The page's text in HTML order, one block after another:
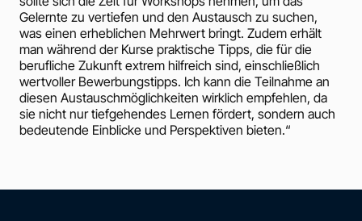
Gelernte zu vertiefen und den Austausch zu suchen,
was einen erheblichen Mehrwert bringt. Zudem erhält
man während der Kurse praktische Tipps, die für die
berufliche Zukunft extrem hilfreich sind, einschließlich
wertvoller Bewerbungstipps. Ich kann die Teilnahme an
diesen Austauschmöglichkeiten wirklich empfehlen, da
sie nicht nur tiefgehendes Lernen fördert, sondern auch
bedeutende Einblicke und Perspektiven bieten.“